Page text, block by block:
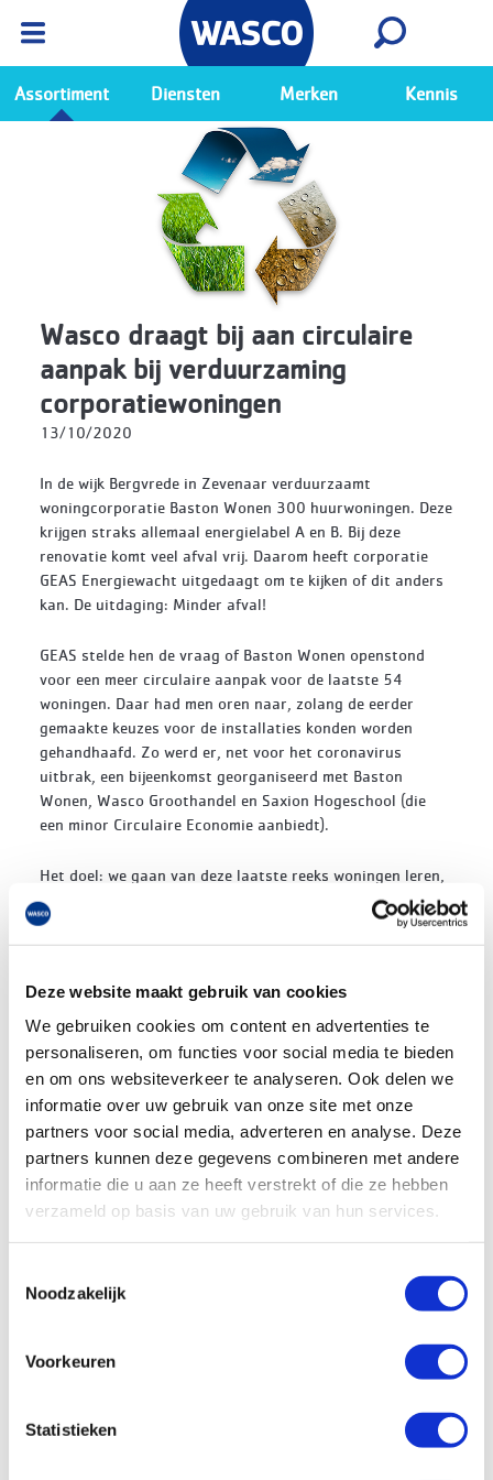
Deze website maakt gebruik van cookies
We gebruiken cookies om content en advertenties te
personaliseren, om functies voor social media te bieden
en om ons websiteverkeer te analyseren. Ook delen we
informatie over uw gebruik van onze site met onze
partners voor social media, adverteren en analyse. Deze
partners kunnen deze gegevens combineren met andere
informatie die u aan ze heeft verstrekt of die ze hebben
verzameld op basis van uw gebruik van hun services.
Noodzakelijk
Voorkeuren
Statistieken
Ga naar de Wasco app
Bekijk
Assortiment Diensten Merken Kennis
Wasco draagt bij aan circulaire
aanpak bij verduurzaming
corporatiewoningen
13/10/2020
In de wijk Bergvrede in Zevenaar verduurzaamt
woningcorporatie Baston Wonen 300 huurwoningen. Deze
krijgen straks allemaal energielabel A en B. Bij deze
renovatie komt veel afval vrij. Daarom heeft corporatie
GEAS Energiewacht uitgedaagt om te kijken of dit anders
kan. De uitdaging: Minder afval!
GEAS stelde hen de vraag of Baston Wonen openstond
voor een meer circulaire aanpak voor de laatste 54
woningen. Daar had men oren naar, zolang de eerder
gemaakte keuzes voor de installaties konden worden
gehandhaafd. Zo werd er, net voor het coronavirus
uitbrak, een bijeenkomst georganiseerd met Baston
Wonen, Wasco Groothandel en Saxion Hogeschool (die
een minor Circulaire Economie aanbiedt).
Het doel: we gaan van deze laatste reeks woningen leren,
bij elke volgende verduurzamingsslag wordt circulariteit
meegenomen.
en dachten mee over de verwerking ervan. Afgesproken
werd dat de afvalstromen op het project worden
gescheiden in rolcontainers en zakken. Wasco voert de
retourstroom af naar terugnamebedrijven Weee en
Refurn. Die weer voor de verdere verwerking hiervan
zorgden, waarbij bijvoorbeeld van het polystyreen weer
nieuw isolatiemateriaal wordt gemaakt.
>>Lees het hele artikel van Paolo Bouman op de website
van Techniek Nederland
Tags
Gerelateerde artikelen